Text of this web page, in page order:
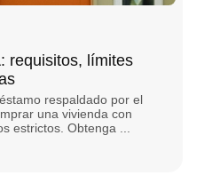
requisitos, límites
respaldado por el
una vivienda con
estrictos. Obtenga ...